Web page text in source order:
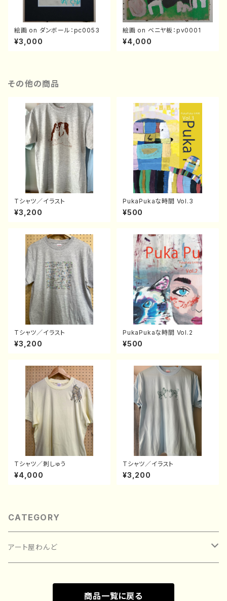
絵画 on ダンボール：pc0053
¥3,000
絵画 on ベニヤ板：pv0001
¥4,000
その他の商品
Tシャツ／イラスト
¥3,200
PukaPukaな時間 Vol.3
¥500
Tシャツ／イラスト
¥3,200
PukaPukaな時間 Vol.2
¥500
Tシャツ／刺しゅう
¥4,000
Tシャツ／イラスト
¥3,200
CATEGORY
アート屋わんど
商品一覧に戻る